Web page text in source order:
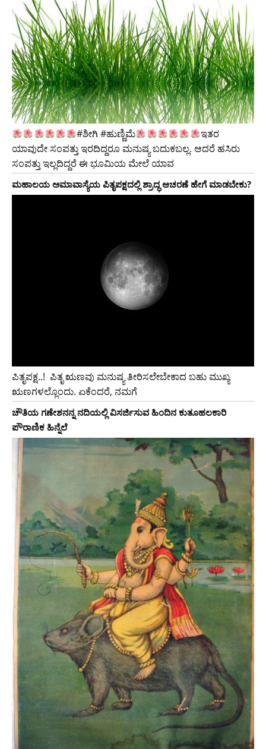
#ಶೀಗಿ #ಹುಣ್ಣಿಮೆ
ಇತರ
ಯಾವುದೇ ಸಂಪತ್ತು ಇರದಿದ್ದರೂ ಮನುಷ್ಯ ಬದುಕಬಲ್ಲ. ಆದರೆ ಹಸಿರು
ಸಂಪತ್ತು ಇಲ್ಲದಿದ್ದರೆ ಈ ಭೂಮಿಯ ಮೇಲೆ ಯಾವ
ಮಹಾಲಯ ಅಮಾವಾಸ್ಯೆಯ ಪಿತೃಪಕ್ಷದಲ್ಲಿ ಶ್ರಾದ್ಧ ಆಚರಣೆ ಹೇಗೆ ಮಾಡಬೇಕು?
ಪಿತೃಪಕ್ಷ..!‌ ‌ ಪಿತೃ ಋಣವು ಮನುಷ್ಯ ತೀರಿಸಲೇಬೇಕಾದ ಬಹು ಮುಖ್ಯ
ಋಣಗಳಲ್ಲೊಂದು. ಏಕೆಂದರೆ, ನಮಗೆ
ಚೌತಿಯ ಗಣೇಶನನ್ನ ನದಿಯಲ್ಲಿ ವಿಸರ್ಜಿಸುವ ಹಿಂದಿನ ಕುತೂಹಲಕಾರಿ
ಪೌರಾಣಿಕ ಹಿನ್ನೆಲೆ